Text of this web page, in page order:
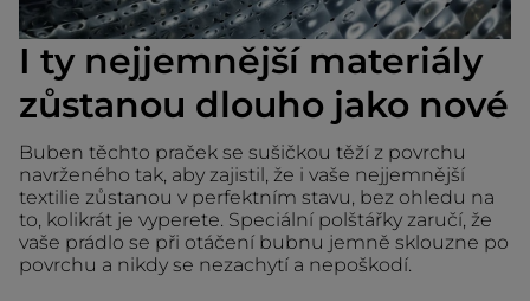
I ty nejjemnější materiály
zůstanou dlouho jako nové
Buben těchto praček se sušičkou těží z povrchu
navrženého tak, aby zajistil, že i vaše nejjemnější
textilie zůstanou v perfektním stavu, bez ohledu na
to, kolikrát je vyperete. Speciální polštářky zaručí, že
vaše prádlo se při otáčení bubnu jemně sklouzne po
povrchu a nikdy se nezachytí a nepoškodí.